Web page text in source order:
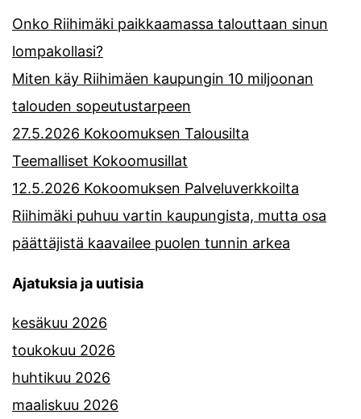
Onko Riihimäki paikkaamassa talouttaan sinun
lompakollasi?
Miten käy Riihimäen kaupungin 10 miljoonan
talouden sopeutustarpeen
27.5.2026 Kokoomuksen Talousilta
Teemalliset Kokoomusillat
12.5.2026 Kokoomuksen Palveluverkkoilta
Riihimäki puhuu vartin kaupungista, mutta osa
päättäjistä kaavailee puolen tunnin arkea
Ajatuksia ja uutisia
kesäkuu 2026
toukokuu 2026
huhtikuu 2026
maaliskuu 2026